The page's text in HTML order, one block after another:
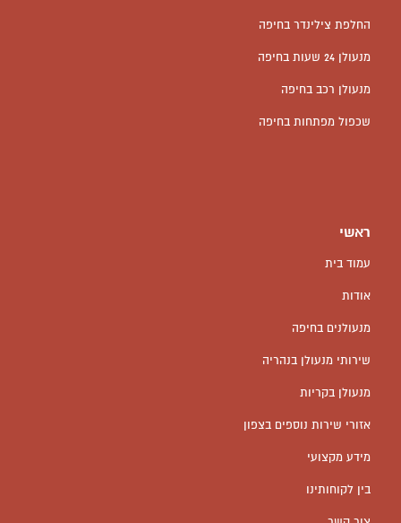
החלפת צילינדר בחיפה
מנעולן 24 שעות בחיפה
מנעולן רכב בחיפה
שכפול מפתחות בחיפה
ראשי
עמוד בית
אודות
מנעולנים בחיפה
שירותי מנעולן בנהריה
מנעולן בקריות
אזורי שירות נוספים בצפון
מידע מקצועי
בין לקוחותינו